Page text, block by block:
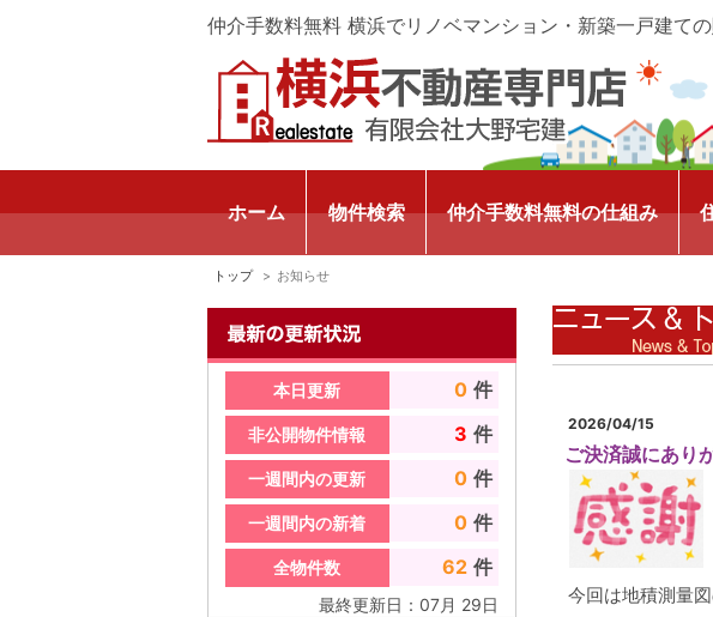
仲介手数料無料 横浜でリノベマンション・新築一戸建て
ホーム 物件検索 仲介手数料無料の仕組み
トップ お知らせ
2026/04/15
ご決済誠にあり
今回は地積測量
本日更新 0 件
非公開物件情報 3 件
一週間内の更新 0 件
一週間内の新着 0 件
全物件数 62 件
最終更新日： 07月 29日